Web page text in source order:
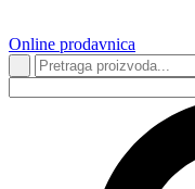
Online prodavnica